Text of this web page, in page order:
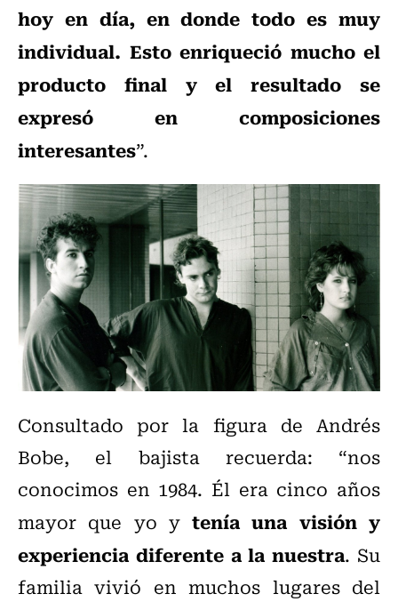
hoy en día, en donde todo es muy
individual. Esto enriqueció mucho el
producto final y el resultado se
expresó en composiciones
interesantes”.
Consultado por la figura de Andrés
Bobe, el bajista recuerda: “nos
conocimos en 1984. Él era cinco años
mayor que yo ytenía una visión y
experiencia diferente a la nuestra. Su
familia vivió en muchos lugares del